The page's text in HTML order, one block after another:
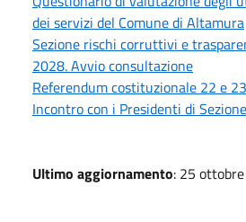
dei servizi del Comune di Altamura
Sezione rischi corruttivi e
2028. Avvio consultazione
Referendum costituzionale 22 e
Incontro con i Presidenti di Sezione
Ultimo aggiornamento: 25